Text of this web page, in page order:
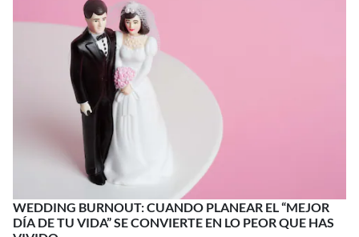
WEDDING BURNOUT: CUANDO PLANEAR EL “MEJOR
DÍA DE TU VIDA” SE CONVIERTE EN LO PEOR QUE HAS